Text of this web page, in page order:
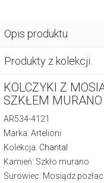
Opis produktu
Produkty z kolekcji
KOLCZYKI Z
SZKŁEM MURANO
AR534-4121
Marka: Artelioni
Kolekcja: Chantal
Kamień: Szkło murano
Surowiec: Mosiądz